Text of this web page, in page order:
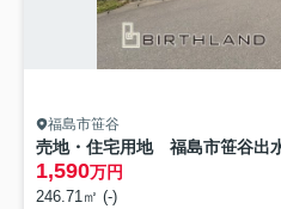
福島市笹谷
1,590万円
246.71㎡ (-)